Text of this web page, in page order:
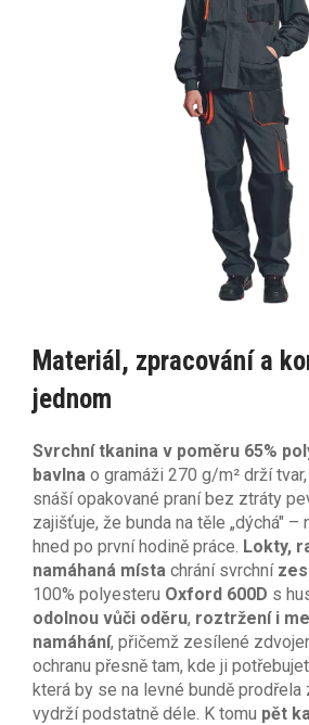
Materiál, zpracování a
jednom
Svrchní tkanina v poměru 65%
bavlna o gramáži 270 g/m² drží
snáší opakované praní bez ztráty
zajišťuje, že bunda na těle „dýchá"
hned po první hodině práce. Lokty,
namáhaná místa chrání svrchní
100% polyesteru Oxford 600D s
odolnou vůči oděru, roztržení i
namáhání, přičemž zesílené
ochranu přesně tam, kde ji
která by se na levné bundě prodřela
vydrží podstatně déle. K tomu pět